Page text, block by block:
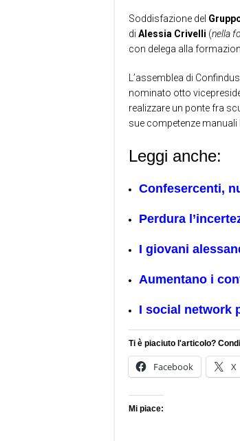
Soddisfazione del
di Alessia Crivelli (nella
con delega alla
L’assemblea di
nominato otto
realizzare un ponte fra
sue competenze
Leggi anche:
Confesercenti,
Perdura
I giovani
Aumentano i
I social network
Ti è piaciuto l'articolo?
Facebook X
Mi piace: